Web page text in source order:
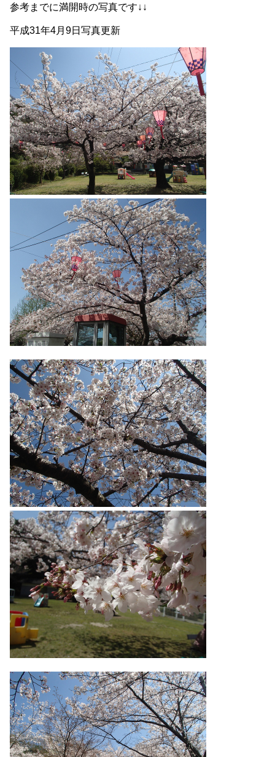
参考までに満開時の写真です↓↓
平成31年4月9日写真更新